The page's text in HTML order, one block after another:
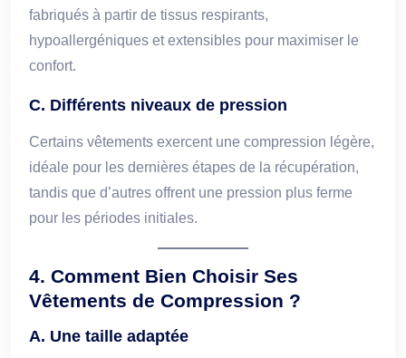
fabriqués à partir de tissus respirants,
hypoallergéniques et extensibles pour maximiser le
confort.
C. Différents niveaux de pression
Certains vêtements exercent une compression légère,
idéale pour les dernières étapes de la récupération,
tandis que d’autres offrent une pression plus ferme
pour les périodes initiales.
4. Comment Bien Choisir Ses
Vêtements de Compression ?
A. Une taille adaptée